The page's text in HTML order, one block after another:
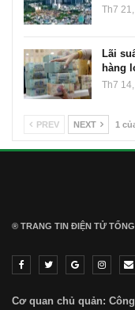
Th7
Lãi
hàng
Th7
PREV NEXT 1
® TRANG TIN ĐIỆN TỬ
Cơ quan chủ quản: